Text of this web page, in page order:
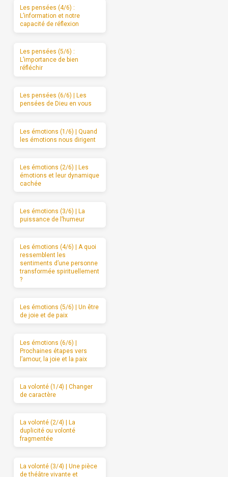
Les pensées (4/6) :
L’information et notre
capacité de réflexion
Les pensées (5/6) :
L’importance de bien
réfléchir
Les pensées (6/6) | Les
pensées de Dieu en vous
Les émotions (1/6) | Quand
les émotions nous dirigent
Les émotions (2/6) | Les
émotions et leur dynamique
cachée
Les émotions (3/6) | La
puissance de l’humeur
Les émotions (4/6) | A quoi
ressemblent les
sentiments d’une personne
transformée spirituellement
?
Les émotions (5/6) | Un être
de joie et de paix
Les émotions (6/6) |
Prochaines étapes vers
l’amour, la joie et la paix
La volonté (1/4) | Changer
de caractère
La volonté (2/4) | La
duplicité ou volonté
fragmentée
La volonté (3/4) | Une pièce
de théâtre vivante et